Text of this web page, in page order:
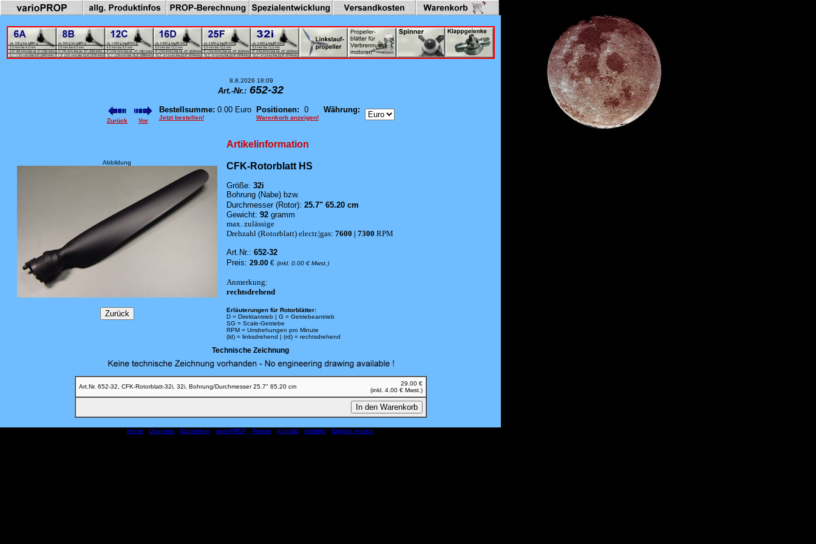
8.8.2026 18:09
Art.-Nr.:652-32
Zurück Vor
Bestellsumme: 0.00 Euro
Jetzt bestellen!
Positionen: 0
Warenkorb anzeigen!
Währung:
Abbildung
Artikelinformation
CFK-Rotorblatt HS
Größe: 32i
Bohrung (Nabe) bzw.
Durchmesser (Rotor): 25.7" 65.20 cm
Gewicht: 92gramm
max. zulässige
Drehzahl (Rotorblatt) electr.|gas: 7600 | 7300 RPM
Art.Nr.: 652-32
Preis: 29.00 € (inkl. 0.00 € Mwst. )
Anmerkung:
rechtsdrehend
Erläuterungen für Rotorblätter:
D = Direktantrieb | G = Getriebeantrieb
SG = Scale-Getriebe
RPM = Umdrehungen pro Minute
(ld) = linksdrehend | (rd) = rechtsdrehend
Technische Zeichnung
Art.Nr. 652-32, CFK-Rotorblatt-32i, 32i, Bohrung/Durchmesser 25.7" 65.20 cm
29.00 €
(inkl. 4.00 € Mwst.)
Home Über uns Scharniere varioPROP Presse Kontakt Händler| English version